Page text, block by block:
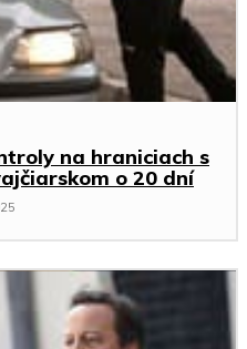
na hraniciach s
o 20 dní